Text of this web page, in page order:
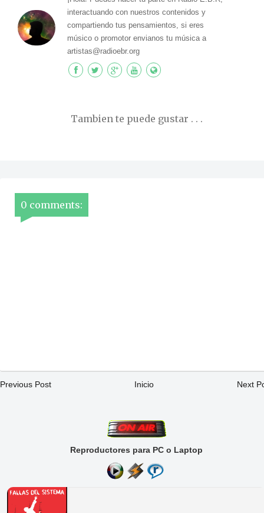
interactuando con nuestros contenidos y
compartiendo tus pensamientos, si eres
músico o promotor envianos tu música a
artistas@radioebr.org
Tambien te puede gustar . . .
0 comments:
Previous Post Inicio Next
Reproductores para PC o Laptop